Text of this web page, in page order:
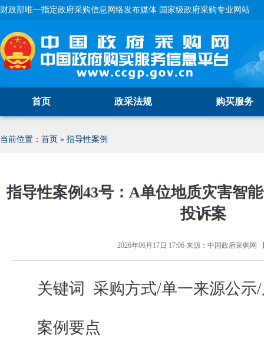
财政部唯一指定政府采购信息网络发布媒体 国家级政府采购专业网站
首页 政采法规 购买服务
当前位置： 首页 » 指导性案例
指导性案例43号：A单位地质灾害智
投诉案
2026年06月17日 17:06来源： 中国政府采购网
关键词 采购方式/单一来源公示/
案例要点